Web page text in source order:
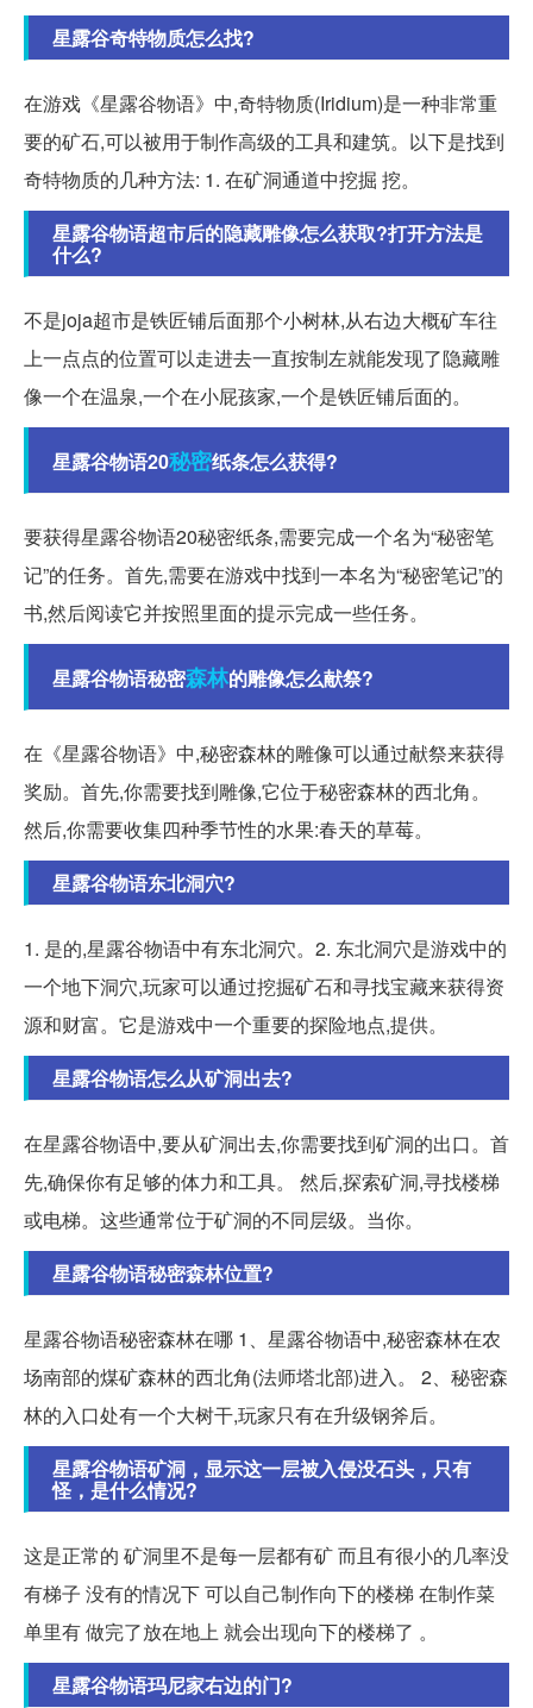
星露谷奇特物质怎么找?
在游戏《星露谷物语》中,奇特物质(Iridium)是一种非常重
要的矿石,可以被用于制作高级的工具和建筑。以下是找到
奇特物质的几种方法: 1. 在矿洞通道中挖掘 挖。
星露谷物语超市后的隐藏雕像怎么获取?打开方法是
什么?
不是joja超市是铁匠铺后面那个小树林,从右边大概矿车往
上一点点的位置可以走进去一直按制左就能发现了隐藏雕
像一个在温泉,一个在小屁孩家,一个是铁匠铺后面的。
星露谷物语20秘密纸条怎么获得?
要获得星露谷物语20秘密纸条,需要完成一个名为“秘密笔
记”的任务。首先,需要在游戏中找到一本名为“秘密笔记”的
书,然后阅读它并按照里面的提示完成一些任务。
星露谷物语秘密森林的雕像怎么献祭?
在《星露谷物语》中,秘密森林的雕像可以通过献祭来获得
奖励。首先,你需要找到雕像,它位于秘密森林的西北角。
然后,你需要收集四种季节性的水果:春天的草莓。
星露谷物语东北洞穴?
1. 是的,星露谷物语中有东北洞穴。2. 东北洞穴是游戏中的
一个地下洞穴,玩家可以通过挖掘矿石和寻找宝藏来获得资
源和财富。它是游戏中一个重要的探险地点,提供。
星露谷物语怎么从矿洞出去?
在星露谷物语中,要从矿洞出去,你需要找到矿洞的出口。首
先,确保你有足够的体力和工具。 然后,探索矿洞,寻找楼梯
或电梯。这些通常位于矿洞的不同层级。当你。
星露谷物语秘密森林位置?
星露谷物语秘密森林在哪 1、星露谷物语中,秘密森林在农
场南部的煤矿森林的西北角(法师塔北部)进入。 2、秘密森
林的入口处有一个大树干,玩家只有在升级钢斧后。
星露谷物语矿洞，显示这一层被入侵没石头，只有
怪，是什么情况?
这是正常的 矿洞里不是每一层都有矿 而且有很小的几率没
有梯子 没有的情况下 可以自己制作向下的楼梯 在制作菜
单里有 做完了放在地上 就会出现向下的楼梯了 。
星露谷物语玛尼家右边的门?